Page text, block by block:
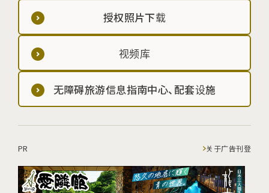
授权照片下载
视频库
无障碍旅游信息指南中心、配套设施
PR 关于广告刊登